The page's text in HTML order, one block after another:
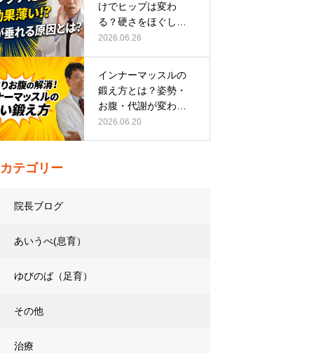
けでヒップは変わ
る？硬さをほぐして
整える正しい方…
2026.06.26
インナーマッスルの
鍛え方とは？姿勢・
お腹・代謝が変わる
トレーニング…
2026.06.20
カテゴリー
院長ブログ
あいうべ(息育）
ゆびのば（足育）
その他
治療